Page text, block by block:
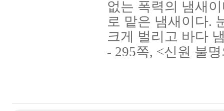
없는 폭력의 냄새
로 맡은 냄새이다.
크게 벌리고 바다
- 295쪽, <신원 불